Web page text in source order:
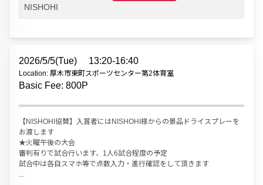
NISHOHI
2026/5/5(Tue) 13:20-16:40
Location: 厚木市東町スポーツセンター第2体育室
Basic Fee: 800P
【NISHOHI協賛】入賞者にはNISHOHI様からの景品ドライスプレーを
お渡します
★火曜午後の大会
審判有りで試合行います、1人6試合程度の予定
試合中は各自スマホ等で点数入力・進行確認をして頂きます
...